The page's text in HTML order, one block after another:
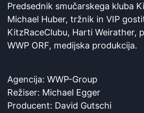
Predsednik smučarskega kluba
Michael Huber, tržnik in VIP
KitzRaceClubu, Harti Weirather,
WWP ORF, medijska produkcija.
Agencija: WWP-Group
Režiser: Michael Egger
Producent: David Gutschi